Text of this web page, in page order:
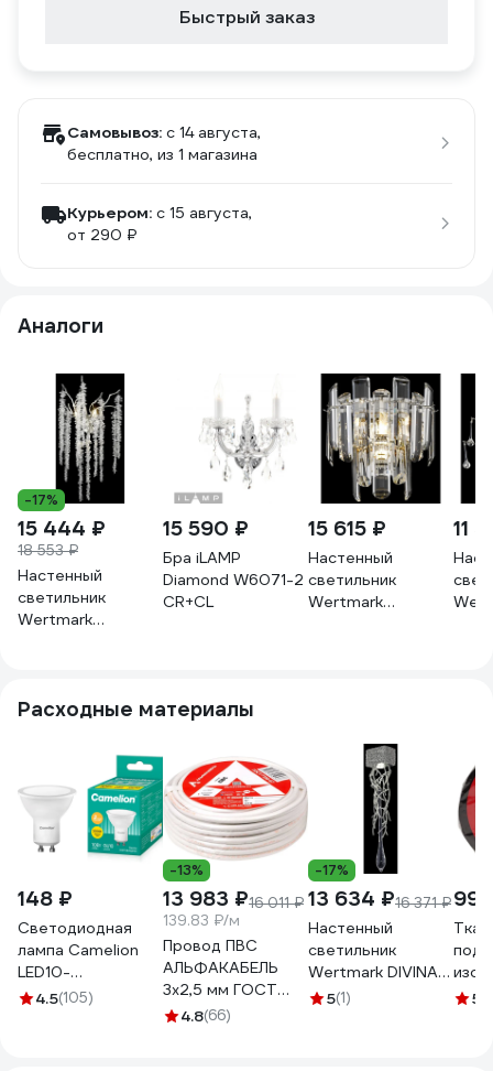
Быстрый заказ
Самовывоз: c 14 августа,
бесплатно, из 1 магазина
Курьером: c 15 августа,
от 290 ₽
Аналоги
-17%
15 444 ₽
18 553 ₽
Настенный
светильник
Wertmark
15 590 ₽
Бра iLAMP
Diamond W6071-2
CR+CL
15 615 ₽
Настенный
светильник
Wertmark
11
Расходные материалы
148 ₽
Светодиодная
лампа Camelion
LED10-
GU10/830/GU10
4.5(105)
-13%
13 983 ₽16 011 ₽
139.83 ₽/м
Провод ПВС
АЛЬФАКАБЕЛЬ
3х2,5 мм ГОСТ
100 м 05053
4.8(66)
-17%
13 634 ₽16 371 ₽
Настенный
светильник
Wertmark DIVINA
WE186.01.201
5(1) 5